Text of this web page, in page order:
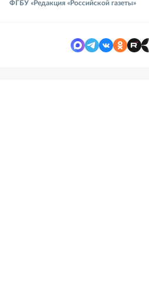
ФГБУ «Редакция «Российской газеты»